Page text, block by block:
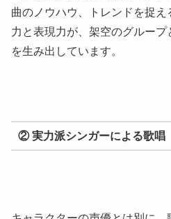
曲のノウハウ、トレンドを捉
力と表現力が、架空のグルー
を生み出しています。
② 実力派シンガーによる歌唱